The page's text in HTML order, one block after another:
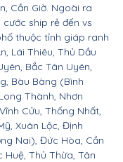
Cần Giờ. Ngoài ra
ship rẻ đến vs
thuộc tỉnh giáp ranh
Lái Thiêu, Thủ Dầu
Bắc Tân Uyên,
Bàu Bàng (Bình
Thành, Nhơn
Cửu, Thống Nhất,
Xuân Lộc, Định
Nai), Đức Hòa, Cần
Huệ, Thủ Thừa, Tân